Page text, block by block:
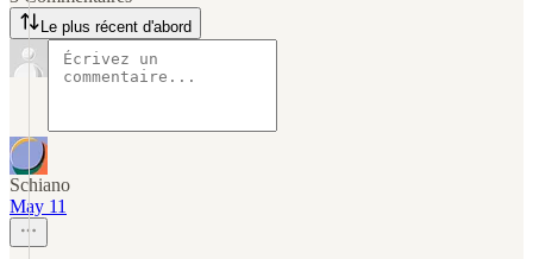
Le plus récent d'abord
Schiano
May 11